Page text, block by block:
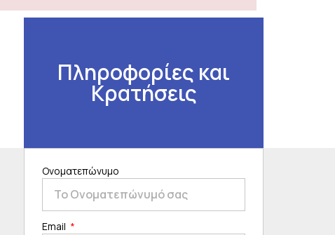
Πληροφορίες και
Κρατήσεις
Ονοματεπώνυμο
Email